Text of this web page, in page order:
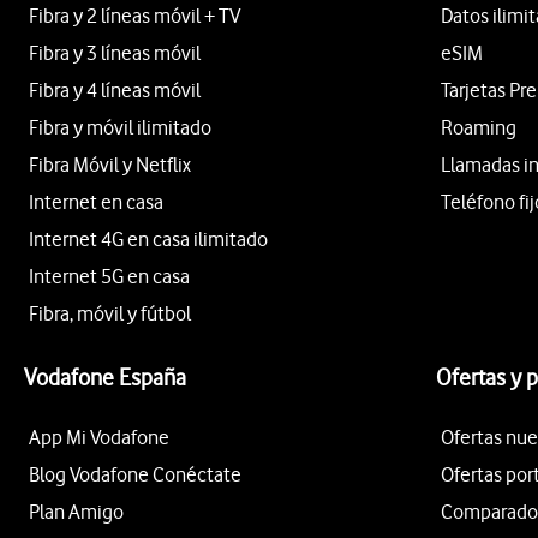
Fibra y 2 líneas móvil + TV
Fibra y 3 líneas móvil
Fibra y 4 líneas móvil
Fibra y móvil ilimitado
Fibra Móvil y Netflix
Internet en casa
Internet 4G en casa ilimitado
Internet 5G en casa
Fibra, móvil y fútbol
Datos
eSIM
Tarjetas
Roaming
Llamadas
Teléfono
Vodafone España
App Mi Vodafone
Blog Vodafone Conéctate
Plan Amigo
Ofertas y
Ofertas
Ofertas